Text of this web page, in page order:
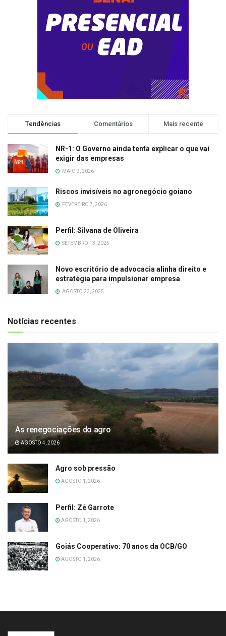
Tendências Comentários Mais recente
NR-1: O Governo ainda tenta explicar o que vai
exigir das empresas
MAIO 9, 2026
Riscos invisíveis no agronegócio goiano
FEVEREIRO 7, 2026
Perfil: Silvana de Oliveira
SETEMBRO 13, 2025
Novo escritório de advocacia alinha direito e
estratégia para impulsionar empresa
AGOSTO 23, 2025
Notícias recentes
As renegociações do agro
AGOSTO 4, 2026
Agro sob pressão
AGOSTO 1, 2026
Perfil: Zé Garrote
AGOSTO 1, 2026
Goiás Cooperativo: 70 anos da OCB/GO
AGOSTO 1, 2026